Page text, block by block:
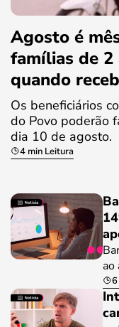
Agosto é
famílias de 2
quando
Os beneficiários
do Povo poderão
dia 10 de agosto.
4 min Leitura
ao
6